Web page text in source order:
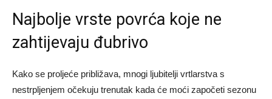
Najbolje vrste povrća koje ne
zahtijevaju đubrivo
Kako se proljeće približava, mnogi ljubitelji vrtlarstva s
nestrpljenjem očekuju trenutak kada će moći započeti sezonu